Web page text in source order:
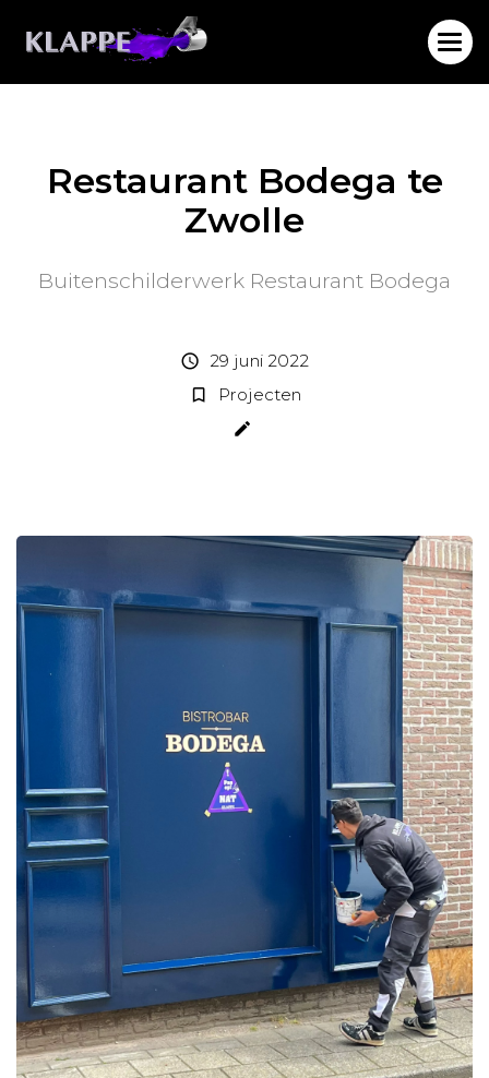
Restaurant Bodega te
Zwolle
Buitenschilderwerk Restaurant Bodega
schedule 29 juni 2022
bookmark_border Projecten
create